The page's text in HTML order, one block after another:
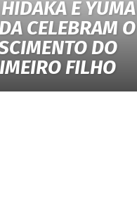
E YUMA
CELEBRAM O
DO
FILHO